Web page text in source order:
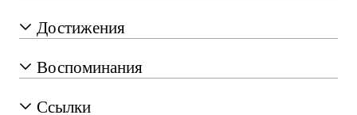
Достижения
Воспоминания
Ссылки